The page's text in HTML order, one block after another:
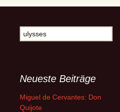
Suche
nach:
Neueste Beiträge
Miguel de Cervantes: Don
Quijote